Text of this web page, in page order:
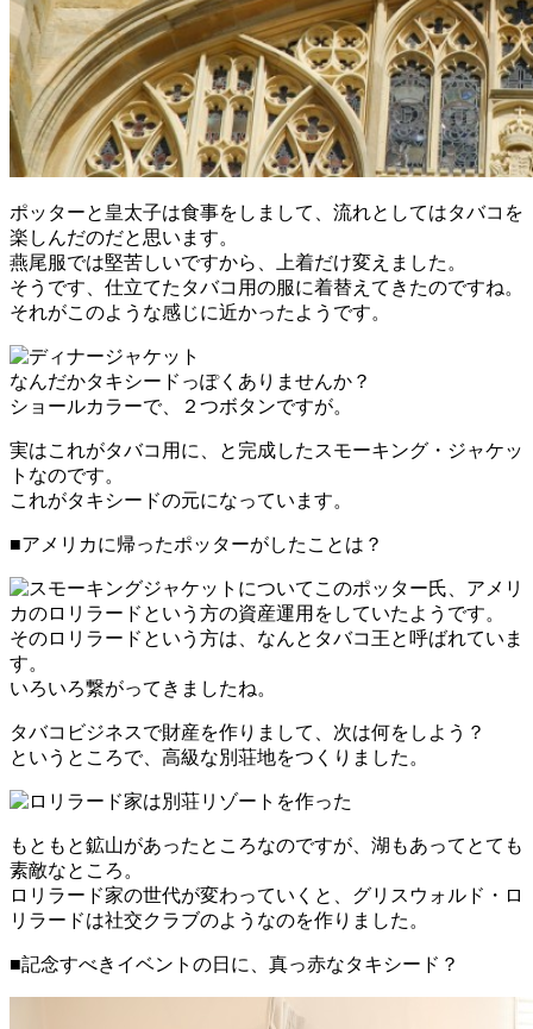
ポッターと皇太子は食事をしまして、流れとしてはタバコを
楽しんだのだと思います。
燕尾服では堅苦しいですから、上着だけ変えました。
そうです、仕立てたタバコ用の服に着替えてきたのですね。
それがこのような感じに近かったようです。
なんだかタキシードっぽくありませんか？
ショールカラーで、２つボタンですが。
実はこれがタバコ用に、と完成したスモーキング・ジャケッ
トなのです。
これがタキシードの元になっています。
■アメリカに帰ったポッターがしたことは？
このポッター氏、アメリ
カのロリラードという方の資産運用をしていたようです。
そのロリラードという方は、なんとタバコ王と呼ばれていま
す。
いろいろ繋がってきましたね。
タバコビジネスで財産を作りまして、次は何をしよう？
というところで、高級な別荘地をつくりました。
もともと鉱山があったところなのですが、湖もあってとても
素敵なところ。
ロリラード家の世代が変わっていくと、グリスウォルド・ロ
リラードは社交クラブのようなのを作りました。
■記念すべきイベントの日に、真っ赤なタキシード？